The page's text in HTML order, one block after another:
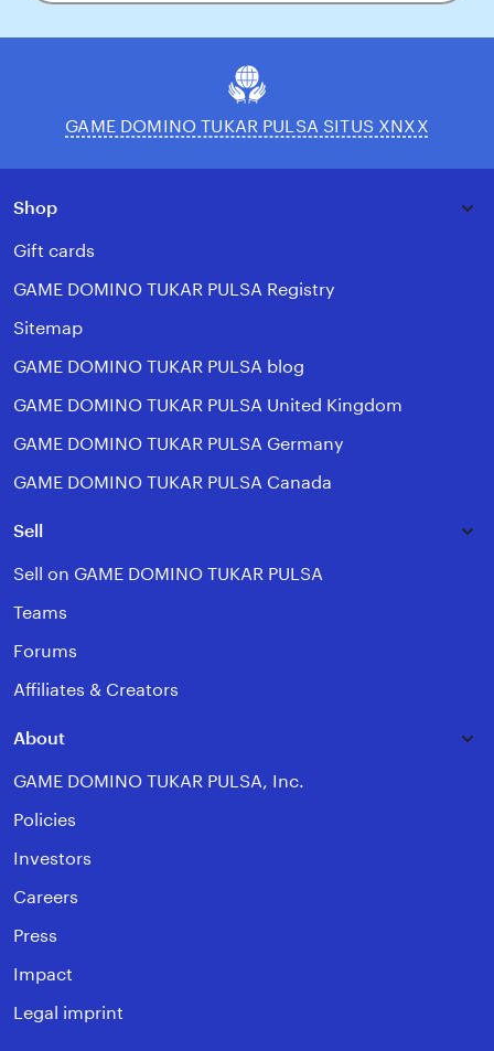
your
GAME DOMINO TUKAR PULSA SITUS XNXX
Shop
Gift cards
GAME DOMINO TUKAR PULSA Registry
Sitemap
GAME DOMINO TUKAR PULSA blog
GAME DOMINO TUKAR PULSA United Kingdom
GAME DOMINO TUKAR PULSA Germany
GAME DOMINO TUKAR PULSA Canada
Sell
Sell on GAME DOMINO TUKAR PULSA
Teams
Forums
Affiliates & Creators
About
GAME DOMINO TUKAR PULSA, Inc.
Policies
Investors
Careers
Press
Impact
Legal imprint